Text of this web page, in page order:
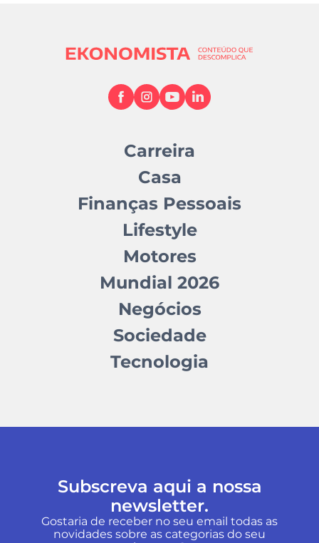
Carreira
Casa
Finanças Pessoais
Lifestyle
Motores
Mundial 2026
Negócios
Sociedade
Tecnologia
Subscreva aqui a nossa
newsletter.
Gostaria de receber no seu email todas as
novidades sobre as categorias do seu